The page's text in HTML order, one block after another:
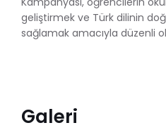
geliştirmek ve Türk dilinin
sağlamak amacıyla düzenli
Galeri